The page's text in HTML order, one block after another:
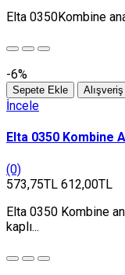
Elta 0350Kombine
-6%
Sepete Ekle
İncele
Elta 0350 Kombine
(0)
573,75TL 612,00TL
Elta 0350 Kombine
kaplı...